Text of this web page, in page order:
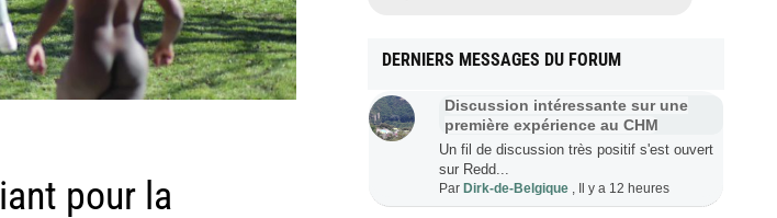
pour la
DERNIERS MESSAGES DU FORUM
Discussion intéressante sur une
première expérience au CHM
Un fil de discussion très positif s'est ouvert
sur Redd...
Par Dirk-de-Belgique , Il y a 12 heures